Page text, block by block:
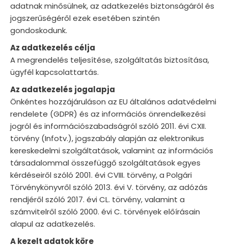
adatnak minősülnek, az adatkezelés biztonságáról és
jogszerűségéről ezek esetében szintén
gondoskodunk.
Az adatkezelés célja
A megrendelés teljesítése, szolgáltatás biztosítása,
ügyfél kapcsolattartás.
Az adatkezelés jogalapja
Önkéntes hozzájáruláson az EU általános adatvédelmi
rendelete (GDPR) és az információs önrendelkezési
jogról és információszabadságról szóló 2011. évi CXII.
törvény (Infotv.), jogszabály alapján az elektronikus
kereskedelmi szolgáltatások, valamint az információs
társadalommal összefüggő szolgáltatások egyes
kérdéseiről szóló 2001. évi CVIII. törvény, a Polgári
Törvénykönyvről szóló 2013. évi V. törvény, az adózás
rendjéről szóló 2017. évi CL. törvény, valamint a
számvitelről szóló 2000. évi C. törvények előírásain
alapul az adatkezelés.
A kezelt adatok köre